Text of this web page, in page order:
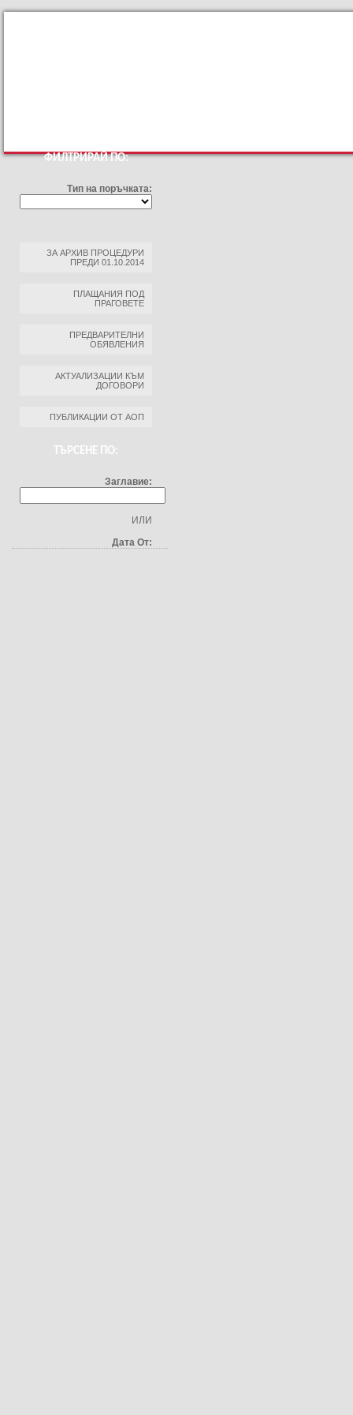
ФИЛТРИРАЙ ПО:
Тип на поръчката:
ЗА АРХИВ ПРОЦЕДУРИ
ПРЕДИ 01.10.2014
ПЛАЩАНИЯ ПОД
ПРАГОВЕТЕ
ПРЕДВАРИТЕЛНИ
ОБЯВЛЕНИЯ
АКТУАЛИЗАЦИИ КЪМ
ДОГОВОРИ
ПУБЛИКАЦИИ ОТ АОП
ТЪРСЕНЕ ПО:
Заглавие:
ИЛИ
Дата От: